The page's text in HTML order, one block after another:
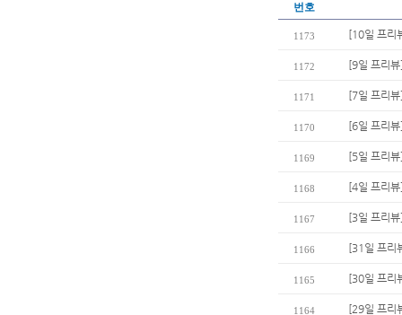
번호
1173 [10일 프리
1172 [9일 프리
1171 [7일 프리
1170 [6일 프리
1169 [5일 프리
1168 [4일 프리
1167 [3일 프리
1166 [31일 프리
1165 [30일 프리
1164 [29일 프리